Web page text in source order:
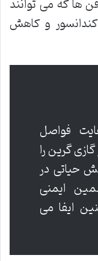
و کاهش
فواصل
گرین را
حیاتی در
ایمنی
ایفا می